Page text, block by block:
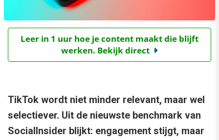
Leer in 1 uur hoe je content maakt die blijft
werken. Bekijk direct
TikTok wordt niet minder relevant, maar wel
selectiever. Uit de nieuwste benchmark van
SocialInsider blijkt: engagement stijgt, maar